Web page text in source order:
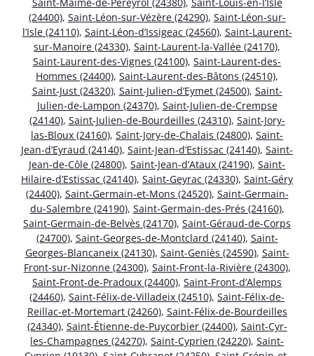
(24400), Saint-Léon-sur-Vézère (24290), Saint-Léon-sur-
l’Isle (24110), Saint-Léon-d’Issigeac (24560), Saint-Laurent-
sur-Manoire (24330), Saint-Laurent-la-Vallée (24170),
Saint-Laurent-des-Vignes (24100), Saint-Laurent-des-
Hommes (24400), Saint-Laurent-des-Bâtons (24510),
Saint-Just (24320), Saint-Julien-d’Eymet (24500), Saint-
Julien-de-Lampon (24370), Saint-Julien-de-Crempse
(24140), Saint-Julien-de-Bourdeilles (24310), Saint-Jory-
las-Bloux (24160), Saint-Jory-de-Chalais (24800), Saint-
Jean-d’Eyraud (24140), Saint-Jean-d’Estissac (24140), Saint-
Jean-de-Côle (24800), Saint-Jean-d’Ataux (24190), Saint-
Hilaire-d’Estissac (24140), Saint-Geyrac (24330), Saint-Géry
(24400), Saint-Germain-et-Mons (24520), Saint-Germain-
du-Salembre (24190), Saint-Germain-des-Prés (24160),
Saint-Germain-de-Belvès (24170), Saint-Géraud-de-Corps
(24700), Saint-Georges-de-Montclard (24140), Saint-
Georges-Blancaneix (24130), Saint-Geniès (24590), Saint-
Front-sur-Nizonne (24300), Saint-Front-la-Rivière (24300),
Saint-Front-de-Pradoux (24400), Saint-Front-d’Alemps
(24460), Saint-Félix-de-Villadeix (24510), Saint-Félix-de-
Reillac-et-Mortemart (24260), Saint-Félix-de-Bourdeilles
(24340), Saint-Étienne-de-Puycorbier (24400), Saint-Cyr-
les-Champagnes (24270), Saint-Cyprien (24220), Saint-